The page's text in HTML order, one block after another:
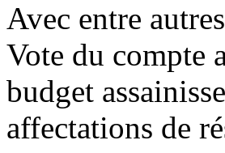
Avec entre
Vote du compte
budget
affectations de